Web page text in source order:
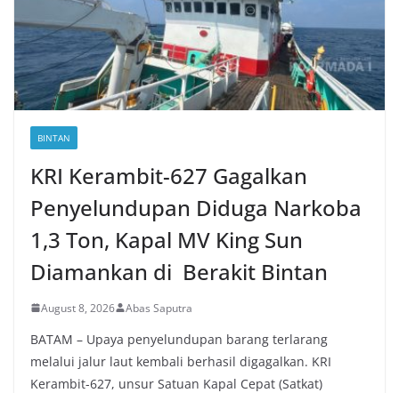
BINTAN
KRI Kerambit-627 Gagalkan
Penyelundupan Diduga Narkoba
1,3 Ton, Kapal MV King Sun
Diamankan di Berakit Bintan
August 8, 2026 Abas Saputra
BATAM – Upaya penyelundupan barang terlarang
melalui jalur laut kembali berhasil digagalkan. KRI
Kerambit-627, unsur Satuan Kapal Cepat (Satkat)